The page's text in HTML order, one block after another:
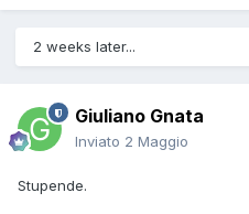
2 weeks later...
Giuliano Gnata
Inviato 2 Maggio
Stupende.